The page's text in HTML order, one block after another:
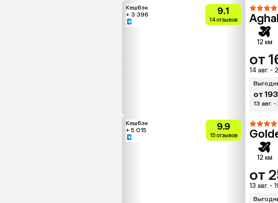
Кешбэк
+ 3 396
9.1
14 отзывов
12 км
от
14 авг. -
от
13 авг. -
Кешбэк
+ 5 015
9.9
15 отзывов
12 км
от
13 авг. -